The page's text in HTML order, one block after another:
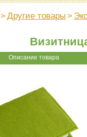
> Другие товары >
Описание товара